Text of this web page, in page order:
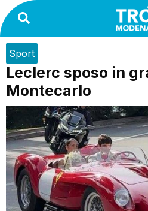
Sport
Leclerc sposo in
Montecarlo